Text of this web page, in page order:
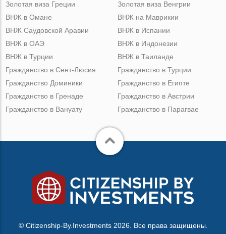
Золотая виза Греции
Золотая виза Венгрии
ВНЖ в Омане
ВНЖ Саудовской Аравии
ВНЖ в ОАЭ
ВНЖ в Турции
ВНЖ на Маврикии
ВНЖ в Испании
ВНЖ в Индонезии
ВНЖ в Таиланде
Гражданство в Сент-Люсия
Гражданство Доминики
Гражданство в Гренаде
Гражданство в Вануату
Гражданство в Турции
Гражданство в Египте
Гражданство в Австрии
Гражданство в Парагвае
© Citizenship-By.Investments 2026. Все права защищены.